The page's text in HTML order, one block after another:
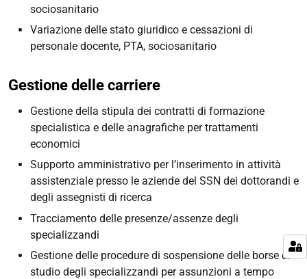
sociosanitario
Variazione delle stato giuridico e cessazioni di
personale docente, PTA, sociosanitario
Gestione delle carriere
Gestione della stipula dei contratti di formazione
specialistica e delle anagrafiche per trattamenti
economici
Supporto amministrativo per l’inserimento in attività
assistenziale presso le aziende del SSN dei dottorandi e
degli assegnisti di ricerca
Tracciamento delle presenze/assenze degli
specializzandi
Gestione delle procedure di sospensione delle borse di
studio degli specializzandi per assunzioni a tempo